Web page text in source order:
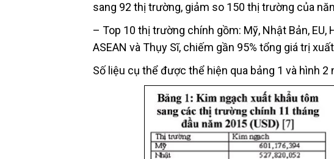
sang 92 thị trường, giảm so 150 thị trường của
– Top 10 thị trường chính gồm: Mỹ, Nhật Bản, EU,
ASEAN và Thụy Sĩ, chiếm gần 95% tổng giá trị
Số liệu cụ thể được thể hiện qua bảng 1 và hình 2